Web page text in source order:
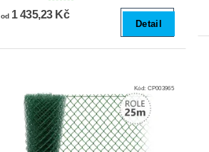
od1 435,23 Kč
Detail
Kód: CP003965